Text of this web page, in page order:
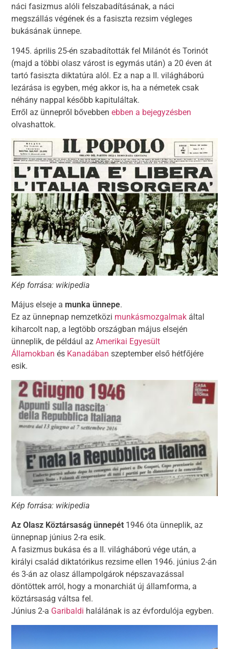
náci fasizmus alóli felszabadításának, a náci
megszállás végének és a fasiszta rezsim végleges
bukásának ünnepe.
1945. április 25-én szabadították fel Milánót és Torinót
(majd a többi olasz várost is egymás után) a 20 éven át
tartó fasiszta diktatúra alól. Ez a nap a II. világháború
lezárása is egyben, még akkor is, ha a németek csak
néhány nappal később kapituláltak.
Erről az ünnepről bővebbenebben a bejegyzésben
olvashattok.
Kép forrása: wikipedia
Május elseje amunka ünnepe.
Ez az ünnepnap nemzetközi munkásmozgalmak által
kiharcolt nap, a legtöbb országban május elsején
ünneplik, de például azAmerikai Egyesült
Államokban és Kanadában szeptember első hétfőjére
esik.
Kép forrása: wikipedia
Az Olasz Köztársaság ünnepét 1946 óta ünneplik, az
ünnepnap június 2-ra esik.
A fasizmus bukása és a II. világháború vége után, a
királyi család diktatórikus rezsime ellen 1946. június 2-án
és 3-án az olasz állampolgárok népszavazással
döntöttek arról, hogy a monarchiát új államforma, a
köztársaság váltsa fel.
Június 2-a Garibaldi halálának is az évfordulója egyben.